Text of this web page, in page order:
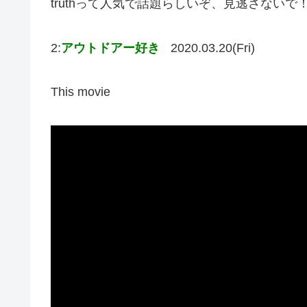
truthって人気で話題らしいぞ、見逃さないで
2:アウトドアー好き 2020.03.20(Fri)
This movie